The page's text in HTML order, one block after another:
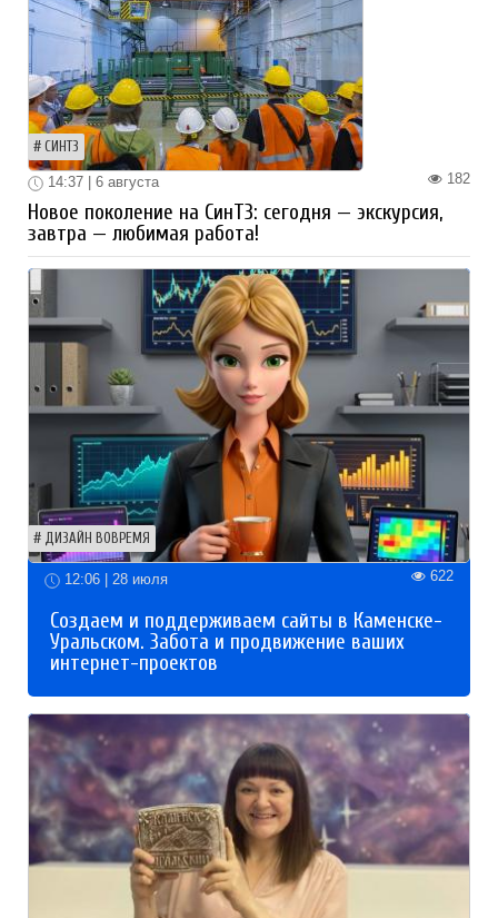
СИНТЗ
182
14:37 | 6 августа
Новое поколение на СинТЗ: сегодня — экскурсия,
завтра — любимая работа!
ДИЗАЙН ВОВРЕМЯ
12:06 | 28 июля 622
Создаем и поддерживаем сайты в Каменске-
Уральском. Забота и продвижение ваших
интернет-проектов